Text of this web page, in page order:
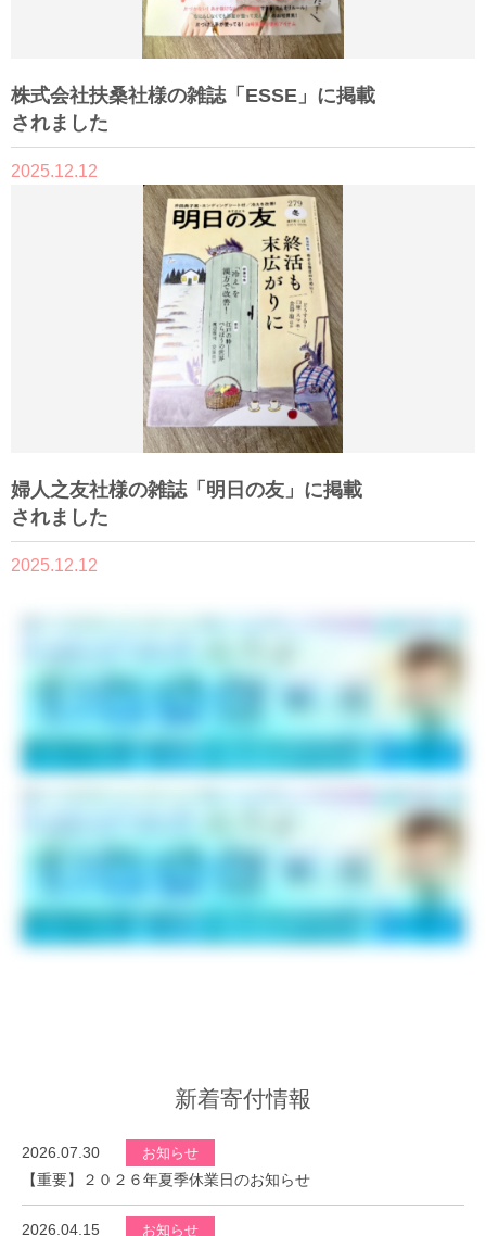
株式会社扶桑社様の雑誌「ESSE」に掲載
されました
2025.12.12
婦人之友社様の雑誌「明日の友」に掲載
されました
2025.12.12
新着寄付情報
2026.07.30 お知らせ
【重要】２０２６年夏季休業日のお知らせ